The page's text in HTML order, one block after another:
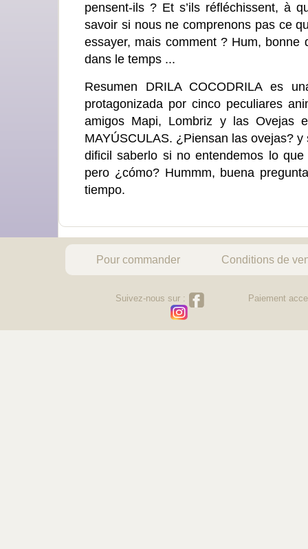
pensent-ils ? Et s’ils réfléchissent, à
savoir si nous ne comprenons pas ce
essayer, mais comment ? Hum,
dans le temps ...
Resumen DRILA COCODRILA es
protagonizada por cinco peculiares
amigos Mapi, Lombriz y las Ovejas
MAYÚSCULAS. ¿Piensan las ovejas?
dificil saberlo si no entendemos lo
pero ¿cómo? Hummm, buena
tiempo.
Pour commander Conditions de
Suivez-nous sur : Paiement